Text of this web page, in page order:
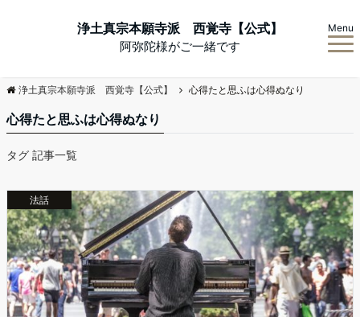
浄土真宗本願寺派 西覚寺【公式】
阿弥陀様がご一緒です
Menu
浄土真宗本願寺派 西覚寺【公式】 心得たと思ふは心得ぬなり
心得たと思ふは心得ぬなり
タグ 記事一覧
法話